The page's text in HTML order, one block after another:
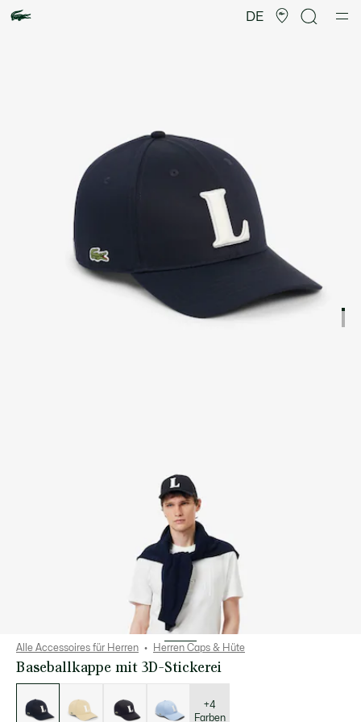
DE
Alle Accessoires für Herren Herren Caps & Hüte
Baseballkappe mit 3D-Stickerei
Varianten
+4
Farben